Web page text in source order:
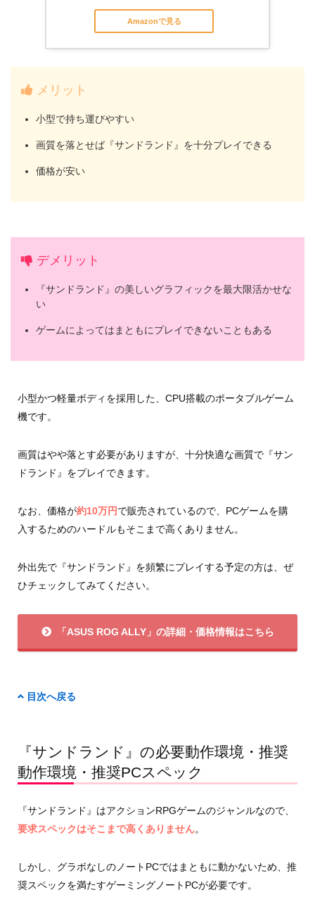
Amazonで見る
メリット
小型で持ち運びやすい
画質を落とせば『サンドランド』を十分プレイできる
価格が安い
デメリット
『サンドランド』の美しいグラフィックを最大限活かせな
い
ゲームによってはまともにプレイできないこともある
小型かつ軽量ボディを採用した、CPU搭載のポータブルゲーム
機です。
画質はやや落とす必要がありますが、十分快適な画質で『サン
ドランド』をプレイできます。
なお、価格が約10万円で販売されているので、PCゲームを購
入するためのハードルもそこまで高くありません。
外出先で『サンドランド』を頻繁にプレイする予定の方は、ぜ
ひチェックしてみてください。
「ASUS ROG ALLY」の詳細・価格情報はこちら
目次へ戻る
『サンドランド』の必要動作環境・推奨
動作環境・推奨PCスペック
『サンドランド』はアクションRPGゲームのジャンルなので、
要求スペックはそこまで高くありません。
しかし、グラボなしのノートPCではまともに動かないため、推
奨スペックを満たすゲーミングノートPCが必要です。